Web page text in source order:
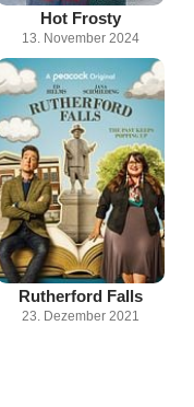
Hot Frosty
13. November 2024
Rutherford Falls
23. Dezember 2021